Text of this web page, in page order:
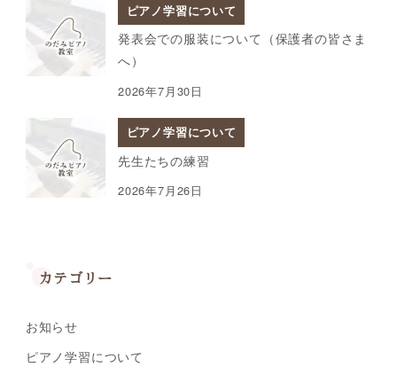
ピアノ学習について
発表会での服装について（保護者の皆さま
へ）
2026年7月30日
ピアノ学習について
先生たちの練習
2026年7月26日
カテゴリー
お知らせ
ピアノ学習について